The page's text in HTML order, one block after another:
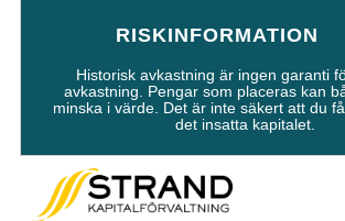
RISKINFORMATION
Historisk avkastning är ingen garanti
avkastning. Pengar som placeras kan
minska i värde. Det är inte säkert att du
det insatta kapitalet.